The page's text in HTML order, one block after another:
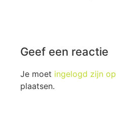
Geef een reactie
Je moet ingelogd zijn op
plaatsen.